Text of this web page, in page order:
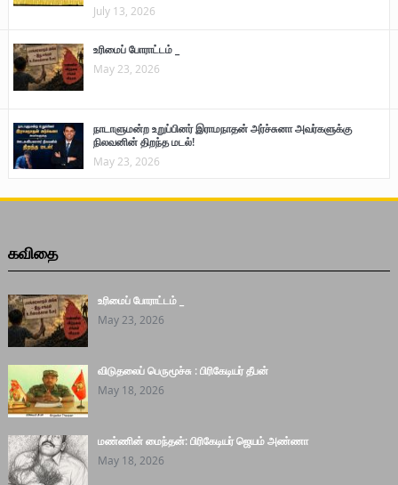
July 13, 2026
உரிமைப் போராட்டம் _
May 23, 2026
நாடாளுமன்ற உறுப்பினர் இராமநாதன் அர்ச்சுனா அவர்களுக்கு
நிலவனின் திறந்த மடல்!
May 23, 2026
கவிதை
உரிமைப் போராட்டம் _
May 23, 2026
விடுதலைப் பெருமூச்சு : பிரிகேடியர் தீபன்
May 18, 2026
மண்ணின் மைந்தன்: பிரிகேடியர் ஜெயம் அண்ணா
May 18, 2026